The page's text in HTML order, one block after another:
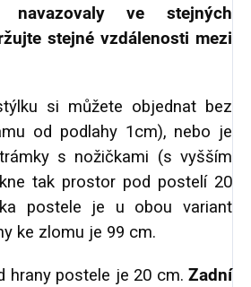
ve stejných
stejné vzdálenosti mezi
si můžete objednat bez
od podlahy 1cm), nebo je
s nožičkami (s vyšším
tak prostor pod postelí 20
postele je u obou variant
ke zlomu je 99 cm.
hrany postele je 20 cm. Zadní